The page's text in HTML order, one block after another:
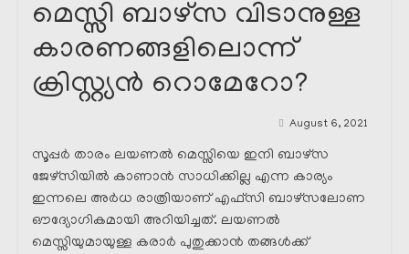
മെസ്സി ബാഴ്‌സ വിടാനുള്ള
കാരണങ്ങളിലൊന്ന്
ക്രിസ്റ്റ്യൻ റൊമേറോ?
August 6, 2021
സൂപ്പർ താരം ലയണൽ മെസ്സിയെ ഇനി ബാഴ്‌സ
ജേഴ്സിയിൽ കാണാൻ സാധിക്കില്ല എന്ന കാര്യം
ഇന്നലെ അർധ രാത്രിയാണ് എഫ്സി ബാഴ്സലോണ
ഔദ്യോഗികമായി അറിയിച്ചത്. ലയണൽ
മെസ്സിയുമായുള്ള കരാർ പുതുക്കാൻ തങ്ങൾക്ക്‌